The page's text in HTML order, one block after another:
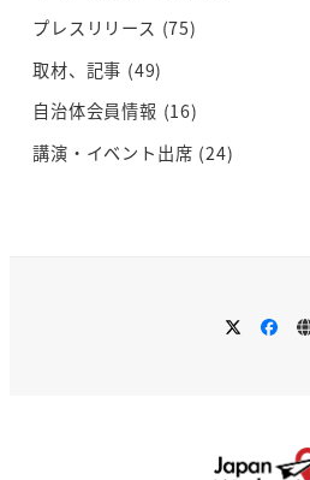
プレスリリース (75)
取材、記事 (49)
自治体会員情報 (16)
講演・イベント出席 (24)